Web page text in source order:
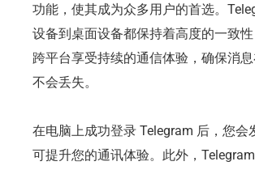
功能，使其成为众多用户的首选。
设备到桌面设备都保持着高度的一致
跨平台享受持续的通信体验，确保消
不会丢失。
在电脑上成功登录 Telegram 后，您会
可提升您的通讯体验。此外，